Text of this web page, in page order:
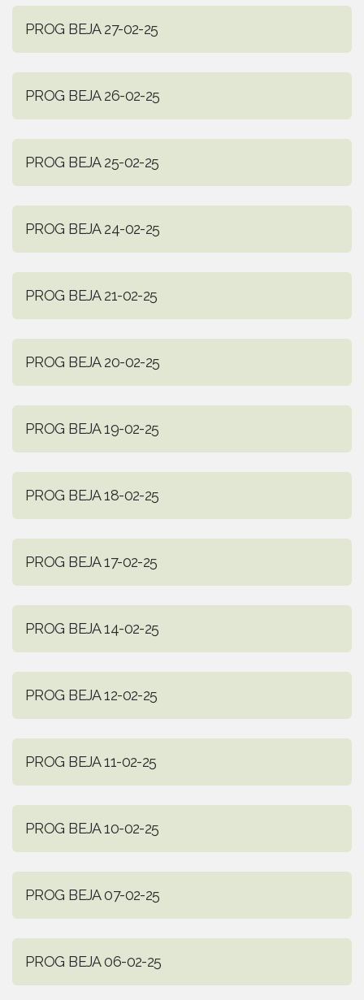
PROG BEJA 27-02-25
PROG BEJA 26-02-25
PROG BEJA 25-02-25
PROG BEJA 24-02-25
PROG BEJA 21-02-25
PROG BEJA 20-02-25
PROG BEJA 19-02-25
PROG BEJA 18-02-25
PROG BEJA 17-02-25
PROG BEJA 14-02-25
PROG BEJA 12-02-25
PROG BEJA 11-02-25
PROG BEJA 10-02-25
PROG BEJA 07-02-25
PROG BEJA 06-02-25